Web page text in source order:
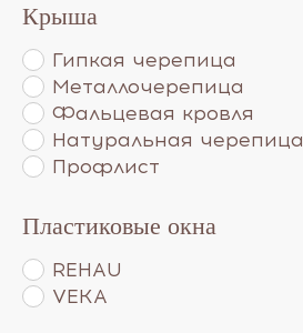
Крыша
Гипкая черепица
Металлочерепица
Фальцевая кровля
Натуральная черепица
Профлист
Пластиковые окна
REHAU
VEKA